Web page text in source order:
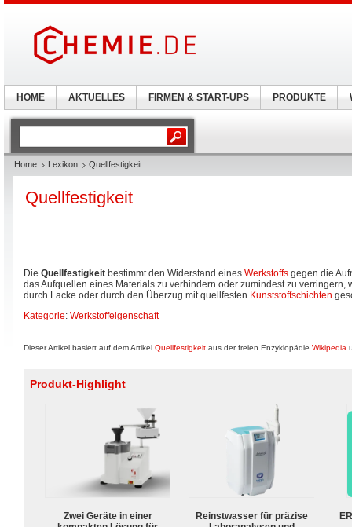
Home Lexikon Quellfestigkeit
Quellfestigkeit
Die Quellfestigkeit bestimmt den Widerstand eines Werkstoffs gegen die
das Aufquellen eines Materials zu verhindern oder zumindest zu
durch Lacke oder durch den Überzug mit quellfesten Kunststoffschichten
Kategorie: Werkstoffeigenschaft
Dieser Artikel basiert auf dem Artikel Quellfestigkeit aus der freien Enzyklopädie Wikipedia
Produkt-Highlight
Zwei Geräte in einer
Reinstwasser für präzise
HOME AKTUELLES FIRMEN & START-UPS PRODUKTE